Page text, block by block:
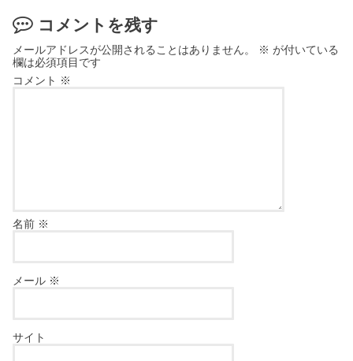
コメントを残す
メールアドレスが公開されることはありません。 ※ が付いている
欄は必須項目です
コメント ※
名前 ※
メール ※
サイト